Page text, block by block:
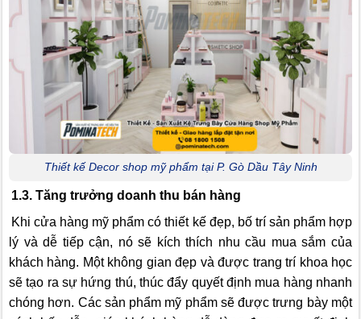
Thiết kế Decor shop mỹ phẩm tại P. Gò Dầu Tây Ninh
1.3. Tăng trưởng doanh thu bán hàng
Khi cửa hàng mỹ phẩm có thiết kế đẹp, bố trí sản phẩm hợp
lý và dễ tiếp cận, nó sẽ kích thích nhu cầu mua sắm của
khách hàng. Một không gian đẹp và được trang trí khoa học
sẽ tạo ra sự hứng thú, thúc đẩy quyết định mua hàng nhanh
chóng hơn. Các sản phẩm mỹ phẩm sẽ được trưng bày một